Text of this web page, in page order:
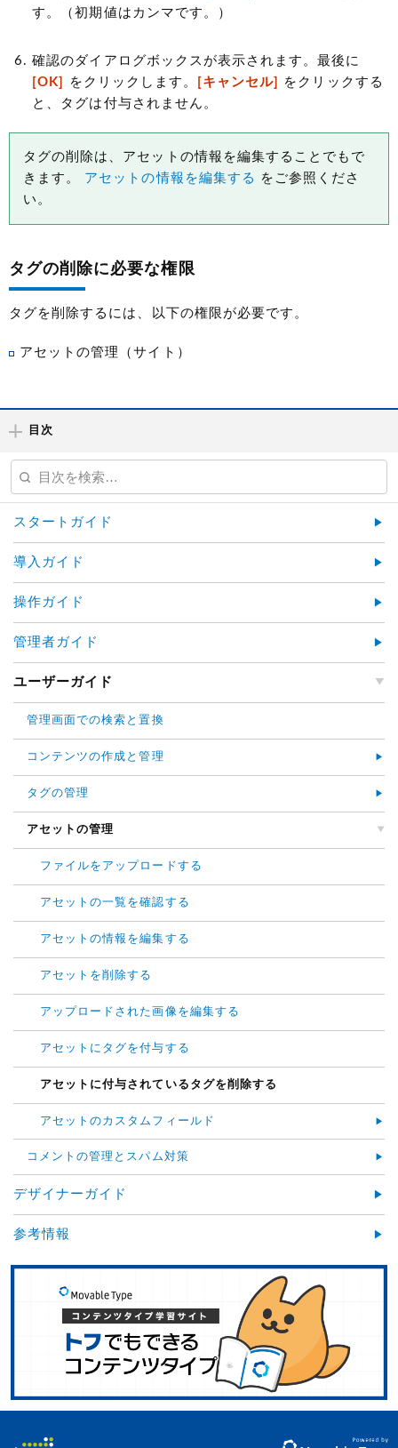
す。（初期値はカンマです。）
確認のダイアログボックスが表示されます。最後に
[OK]
をクリックします。 [キャンセル]
をクリックする
と、タグは付与されません。
タグの削除は、アセットの情報を編集することでもで
きます。 アセットの情報を編集する
をご参照くださ
い。
タグの削除に必要な権限
タグを削除するには、以下の権限が必要です。
アセットの管理（サイト）
目次
スタートガイド
導入ガイド
操作ガイド
管理者ガイド
ユーザーガイド
管理画面での検索と置換
コンテンツの作成と管理
タグの管理
アセットの管理
ファイルをアップロードする
アセットの一覧を確認する
アセットの情報を編集する
アセットを削除する
アップロードされた画像を編集する
アセットにタグを付与する
アセットに付与されているタグを削除する
アセットのカスタムフィールド
コメントの管理とスパム対策
デザイナーガイド
参考情報